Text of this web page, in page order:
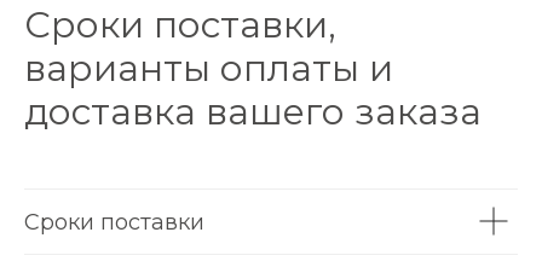
Сроки поставки,
варианты оплаты и
доставка вашего заказа
Сроки поставки